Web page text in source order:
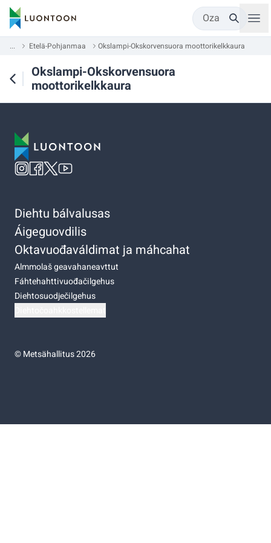
Oza
... Etelä-Pohjanmaa Okslampi-Okskorvensuora moottorikelkkaura
Okslampi-Okskorvensuora
moottorikelkkaura
Diehtu bálvalusas
Áigeguovdilis
Oktavuođaváldimat ja máhcahat
Almmolaš geavahaneavttut
Fáhtehahttivuođačilgehus
Diehtosuodječilgehus
©Metsähallitus 2026